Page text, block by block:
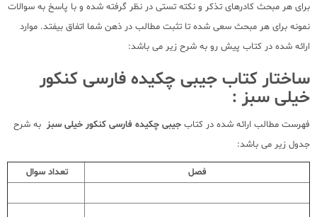
برای هر مبحث کادرهای تذکر و نکته تستی در نظر گرفته شده و با پاسخ به سوالات
نمونه برای هر مبحث سعی شده تا تثبت مطالب در ذهن شما اتفاق بیفتد. موارد
ارائه شده در کتاب پیش رو به شرح زیر می باشد:
ساختار کتاب جیبی چکیده فارسی کنکور
خیلی سبز :
فهرست مطالب ارائه شده در کتاب جیبی چکیده فارسی کنکور خیلی سبز به شرح
جدول زیر می باشد:
فصل تعداد سوال